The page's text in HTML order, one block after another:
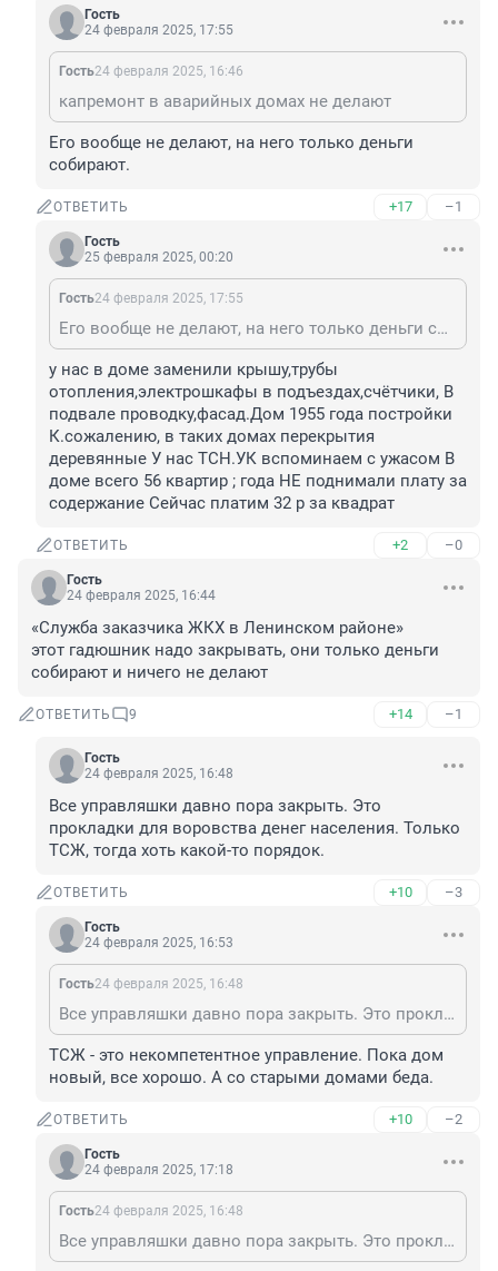
Гость
24 февраля 2025, 17:55
Гость24 февраля 2025, 16:46
капремонт в аварийных домах не делают
Его вообще не делают, на него только деньги
собирают.
ОТВЕТИТЬ +17 –1
Гость
25 февраля 2025, 00:20
Гость24 февраля 2025, 17:55
Его вообще не делают, на него только деньги собирают.
у нас в доме заменили крышу,трубы
отопления,электрошкафы в подъездах,счётчики, В
подвале проводку,фасад.Дом 1955 года постройки
К.сожалению, в таких домах перекрытия
деревянные У нас ТСН.УК вспоминаем с ужасом В
доме всего 56 квартир ; года НЕ поднимали плату за
содержание Сейчас платим 32 р за квадрат
ОТВЕТИТЬ +2 –0
Гость
24 февраля 2025, 16:44
«Служба заказчика ЖКХ в Ленинском районе»
этот гадюшник надо закрывать, они только деньги
собирают и ничего не делают
ОТВЕТИТЬ 9 +14 –1
Гость
24 февраля 2025, 16:48
Все управляшки давно пора закрыть. Это
прокладки для воровства денег населения. Только
ТСЖ, тогда хоть какой-то порядок.
ОТВЕТИТЬ +10 –3
Гость
24 февраля 2025, 16:53
Гость24 февраля 2025, 16:48
Все управляшки давно пора закрыть. Это прокладки для воровства денег населения. Только ТСЖ, тогда хоть какой-то порядок.
ТСЖ - это некомпетентное управление. Пока дом
новый, все хорошо. А со старыми домами беда.
ОТВЕТИТЬ +10 –2
Гость
24 февраля 2025, 17:18
Гость24 февраля 2025, 16:48
Все управляшки давно пора закрыть. Это прокладки для воровства денег населения. Только ТСЖ, тогда хоть какой-то порядок.